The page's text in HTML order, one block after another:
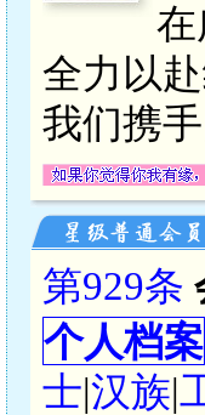
全力以
我们携
第929条
个人档案
士|汉族|